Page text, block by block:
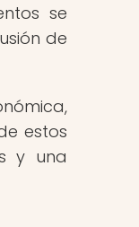
se
de
estos
y una